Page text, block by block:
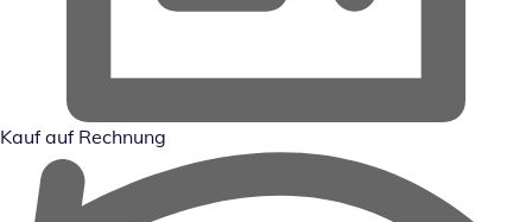
Kauf auf Rechnung